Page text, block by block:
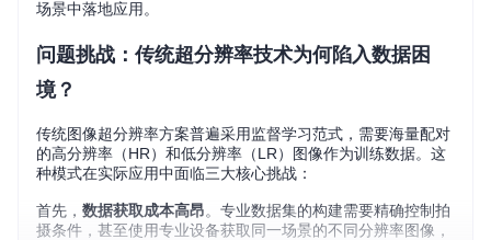
场景中落地应用。
问题挑战：传统超分辨率技术为何陷入数据困
境？
传统图像超分辨率方案普遍采用监督学习范式，需要海量配对
的高分辨率（HR）和低分辨率（LR）图像作为训练数据。这
种模式在实际应用中面临三大核心挑战：
首先， 数据获取成本高昂。专业数据集的构建需要精确控制拍
摄条件，甚至使用专业设备获取同一场景的不同分辨率图像，